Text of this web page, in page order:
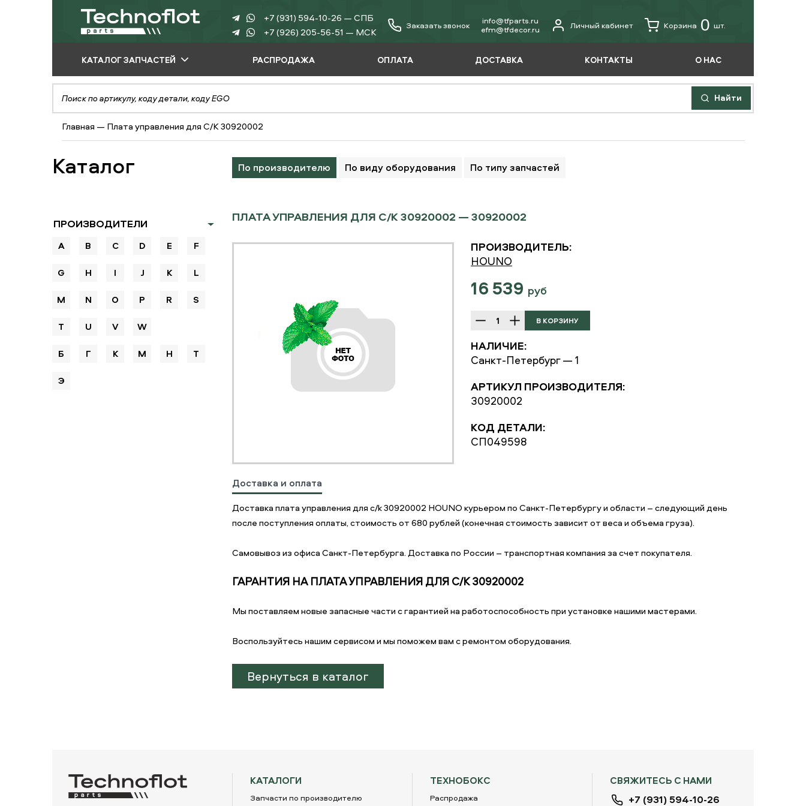
+7 (931) 594-10-26 — СПБ
+7 (926) 205-56-51 — МСК
Заказать звонок
info@tfparts.ru
еfm@tfdecor.ru
Личный кабинет Корзина 0 шт.
КАТАЛОГ ЗАПЧАСТЕЙ
ПО ПРОИЗВОДИТЕЛЮ
ПО ВИДУ
ОБОРУДОВАНИЯ
ПО ТИПУ ЗАПЧАСТЕЙ
РАСПРОДАЖА ОПЛАТА ДОСТАВКА КОНТАКТЫ О НАС
Найти
Главная — Плата управления для C/K 30920002
Каталог По производителю По виду оборудования По типу запчастей
ПРОИЗВОДИТЕЛИ
A B C D E F
G H I J K L
M N O P R S
T U V W
Б Г К М Н Т
Э
ПЛАТА УПРАВЛЕНИЯ ДЛЯ C/K 30920002 — 30920002
ПРОИЗВОДИТЕЛЬ:
HOUNO
16 539 руб
НАЛИЧИЕ:
Санкт-Петербург — 1
АРТИКУЛ ПРОИЗВОДИТЕЛЯ:
30920002
КОД ДЕТАЛИ:
СП049598
Доставка и оплата
Доставка плата управления для c/k 30920002 HOUNO курьером по Санкт-Петербургу и области – следующий день
после поступления оплаты, стоимость от 680 рублей (конечная стоимость зависит от веса и объема груза).
Самовывоз из офиса Санкт-Петербурга. Доставка по России – транспортная компания за счет покупателя.
ГАРАНТИЯ НА ПЛАТА УПРАВЛЕНИЯ ДЛЯ C/K 30920002
Мы поставляем новые запасные части с гарантией на работоспособность при установке нашими мастерами.
Воспользуйтесь нашим сервисом и мы поможем вам с ремонтом оборудования.
Вернуться в каталог
СВЯЖИТЕСЬ С НАМИ
+7 (931) 594-10-26
ТЕХНОБОКС
Распродажа
КАТАЛОГИ
Запчасти по производителю